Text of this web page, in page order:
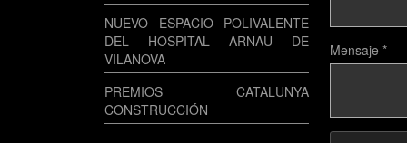
NUEVO ESPACIO POLIVALENTE
DEL HOSPITAL ARNAU DE
VILANOVA
PREMIOS CATALUNYA
CONSTRUCCIÓN
Mensaje *